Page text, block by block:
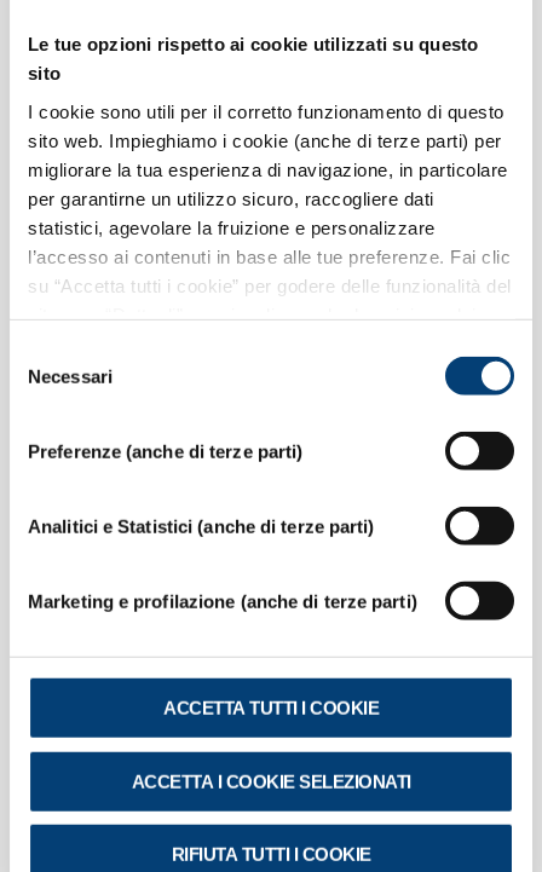
Le tue opzioni rispetto ai cookie utilizzati su questo
sito
I cookie sono utili per il corretto funzionamento di questo
sito web. Impieghiamo i cookie (anche di terze parti) per
migliorare la tua esperienza di navigazione, in particolare
per garantirne un utilizzo sicuro, raccogliere dati
statistici, agevolare la fruizione e personalizzare
l’accesso ai contenuti in base alle tue preferenze. Fai clic
su “Accetta tutti i cookie” per godere delle funzionalità del
proseguire la navigazione senza esprimere preferenze,
clicca sulla “X” in alto a destra. Per maggiori informazioni
Informativa Cookie.
delNecessari
Preferenze (anche di terze parti)
Analitici e Statistici (anche di terze parti)
Marketing e profilazione (anche di terze parti)
ACCETTA TUTTI I COOKIE
ACCETTA I COOKIE SELEZIONATI
RIFIUTA TUTTI I COOKIE
Molti strumenti di protezione funzionano solo con
una connessione affidabile, dal backup in cloud
agli aggiornamenti automatici. Allo stesso tempo,
una rete mal configurata è essa stessa una
porta di ingresso per gli attacchi. Per una piccola
impresa, garantire la continuità operativa riduce
la superficie esposta e mantiene attive le difese.
Due approfondimenti utili sono la guida alla
continuità operativa della rete aziendalee quella
sulcloud per le piccole imprese, dove backup e
Tratta la connessione come un'infrastruttura di
sicurezza: una rete stabile e ben configurata
mantiene attivi backup, aggiornamenti e
Normativa e incentivi per la
sicurezza informatica delle
PMI
La direttiva NIS2 (Network and Information
Security 2) estende gli obblighi di sicurezza a
molte PMI, soprattutto fornitrici di settori
essenziali. In parallelo, voucher e incentivi pubblici
aiutano a coprire i costi di cloud e cybersecurity.